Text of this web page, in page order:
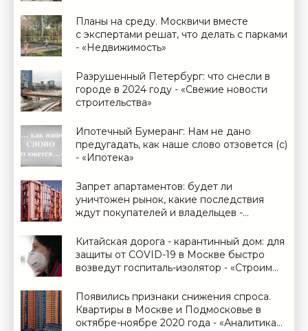
Планы на среду. Москвичи вместе
с экспертами решат, что делать с парками
- «Недвижимость»
Разрушенный Петербург: что снесли в
городе в 2024 году - «Свежие новости
строительства»
Ипотечный Бумеранг: Нам не дано
предугадать, как наше слово отзовется (с)
- «Ипотека»
Запрет апартаментов: будет ли
уничтожен рынок, какие последствия
ждут покупателей и владельцев -
Китайская дорога - карантинный дом: для
защиты от COVID-19 в Москве быстро
возведут госпиталь-изолятор - «Строим
Появились признаки снижения спроса.
Квартиры в Москве и Подмосковье в
октябре-ноябре 2020 года - «Аналитика